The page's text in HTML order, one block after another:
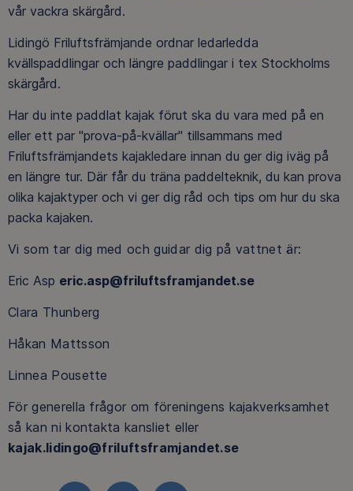
vår vackra skärgård.
Lidingö Friluftsfrämjande ordnar ledarledda
kvällspaddlingar och längre paddlingar i tex Stockholms
skärgård.
Har du inte paddlat kajak förut ska du vara med på en
eller ett par "prova-på-kvällar" tillsammans med
Friluftsfrämjandets kajakledare innan du ger dig iväg på
en längre tur. Där får du träna paddelteknik, du kan prova
olika kajaktyper och vi ger dig råd och tips om hur du ska
packa kajaken.
Vi som tar dig med och guidar dig på vattnet är:
Eric Asp eric.asp@friluftsframjandet.se
Clara Thunberg
Håkan Mattsson
Linnea Pousette
För generella frågor om föreningens kajakverksamhet
så kan ni kontakta kansliet eller
kajak.lidingo@friluftsframjandet.se